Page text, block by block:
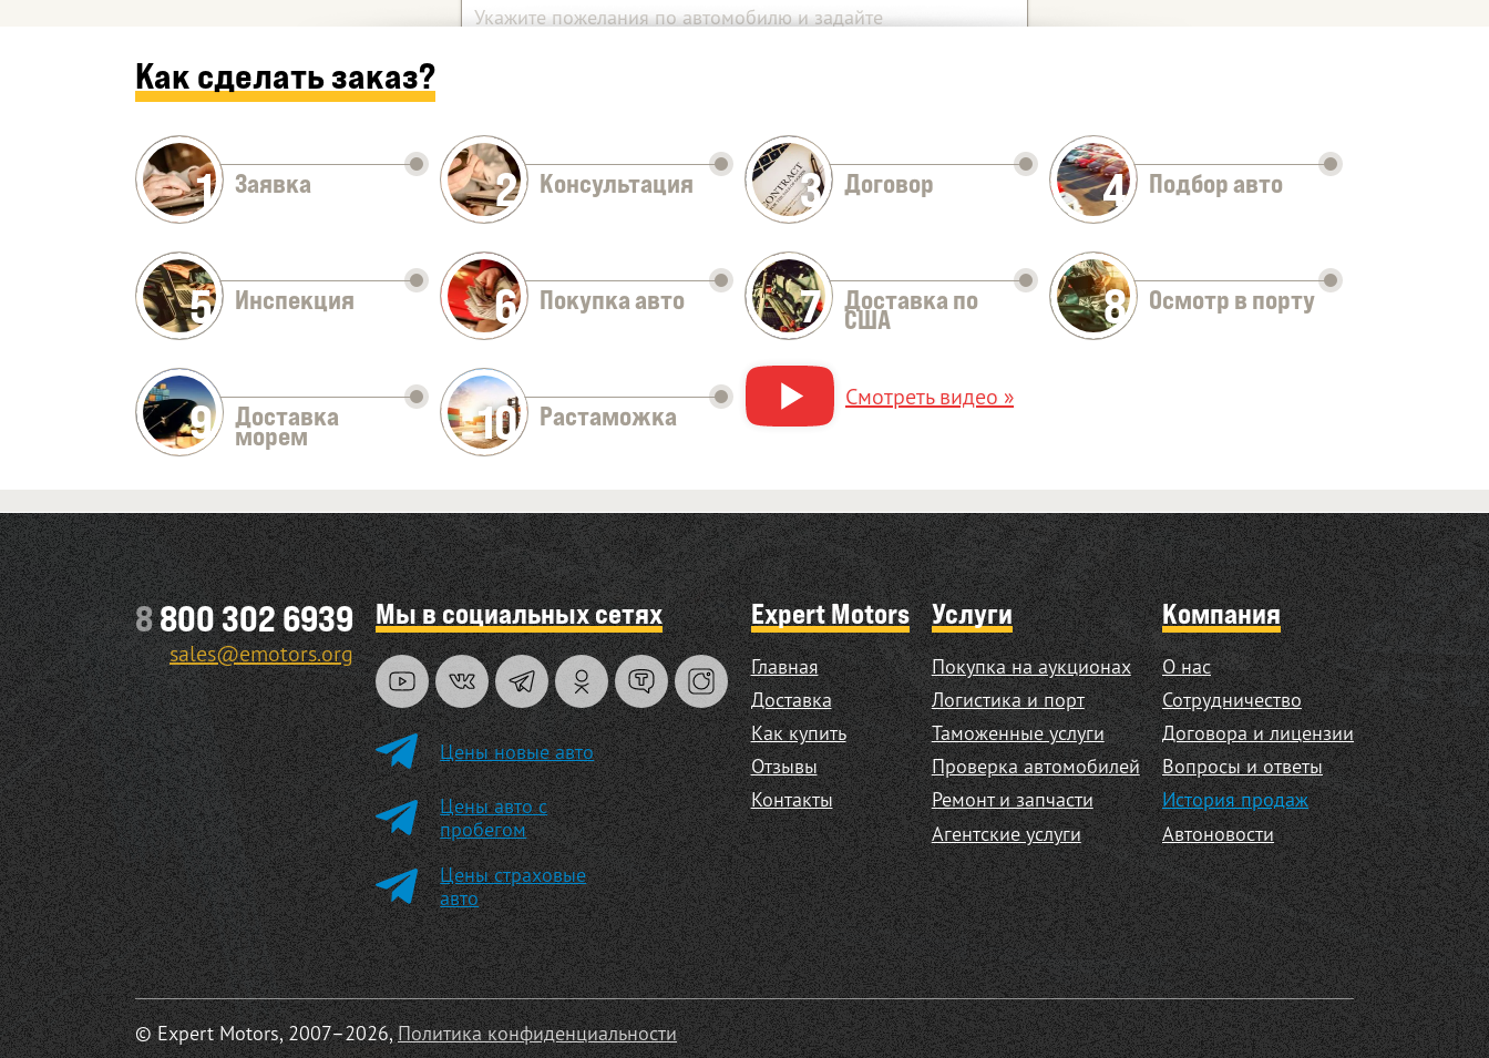
Оставить заявку
Как сделать заказ?
1 Заявка 2 Консультация 3 Договор 4 Подбор авто
5 Инспекция 6 Покупка авто 7 Доставка по
США 8 Осмотр в порту
9 Доставка
морем 10 Растаможка
Смотреть видео »
8800 302 6939
sales@emotors.org
Мы в социальных сетях
Цены новые авто
Цены авто с
пробегом
Цены страховые
авто
Expert Motors
Главная
Доставка
Как купить
Отзывы
Контакты
Услуги
Покупка на аукционах
Логистика и порт
Таможенные услуги
Проверка автомобилей
Ремонт и запчасти
Агентские услуги
Компания
О нас
Сотрудничество
Договора и лицензии
Вопросы и ответы
История продаж
Автоновости
© Expert Motors, 2007–2026,Политика конфиденциальности